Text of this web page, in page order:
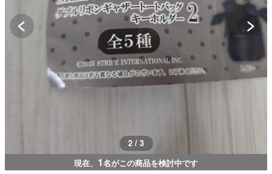
2 / 3
現在、 1名がこの商品を検討中です